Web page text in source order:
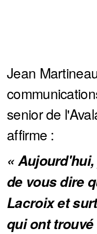
Jean
senior de
affirme :
«
de vous dire
Lacroix et
qui ont